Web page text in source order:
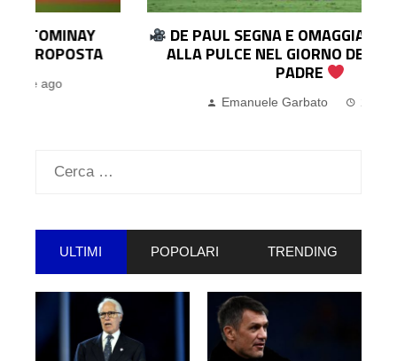
DE PAUL SEGNA E OMAGGIA MESSI: DEDICA
ALLA PULCE NEL GIORNO DEL LUTTO DEL
Emanuele Garbato 2 ore ago
Ricerca
ULTIMI POPOLARI TRENDING